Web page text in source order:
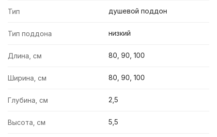
Тип душевой поддон
Тип поддона низкий
Длина, см 80, 90, 100
Ширина, см 80, 90, 100
Глубина, см 2,5
Высота, см 5,5